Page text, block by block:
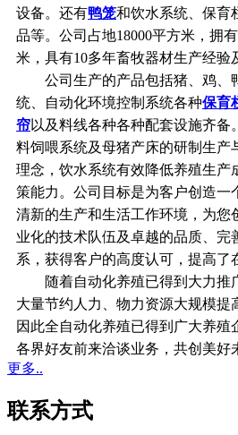
设备。还有鸭笼和饮水系统、保育
品等。公司占地18000平方米，拥
米，具有10多年畜牧器材生产经验
公司生产的产品包括猪、鸡、
统、自动化环境控制系统各种保育
帘以及料线各种各种配套设施齐备
料饲喂系统及母猪产床的研制生产
理念，饮水系统有效降低养殖生产
策能力。公司目标是为客户创造一
清新的生产和生活工作环境，为您
业化的技术队伍及卓越的品质、完
系，获得客户的高度认可，提高了
随着自动化养殖已得到大力推
大量节约人力、物力资源大规模提
因此全自动化养殖已得到广大养殖
各界好友前来洽谈业务，共创美好
更多..
联系方式